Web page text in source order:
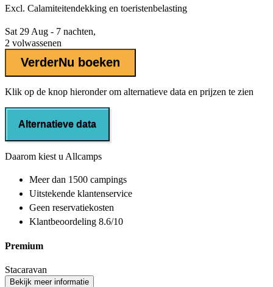
Excl. Calamiteitendekking en toeristenbelasting
Sat 29 Aug - 7 nachten,
2 volwassenen
VerderNu boeken
Klik op de knop hieronder om alternatieve data en prijzen te zien
Alternatieve data
Daarom kiest u Allcamps
Meer dan 1500 campings
Uitstekende klantenservice
Geen reservatiekosten
Klantbeoordeling 8.6/10
Premium
Stacaravan
Bekijk meer informatie